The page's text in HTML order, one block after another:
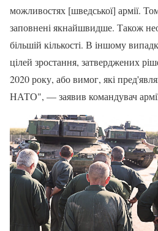
можливостях [шведської] армії.
заповнені якнайшвидше. Також
більшій кількості. В іншому
цілей зростання, затверджених
2020 року, або вимог, які
НАТО", — заявив командувач